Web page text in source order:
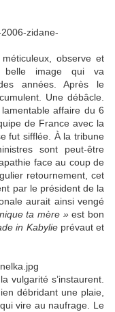
observe et
belle image qui va
années. Après le
Une débâcle.
affaire du 6
de France avec la
fut sifflée. À la tribune
sont peut-être
face au coup de
retournement, cet
par le président de la
aurait ainsi vengé
ta mère »est bon
in Kabylieprévaut et
vulgarité s’instaurent.
débridant une plaie,
vire au naufrage. Le